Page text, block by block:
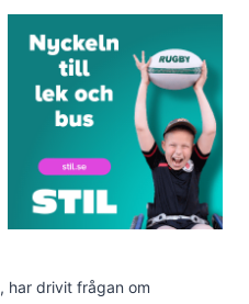
, har drivit frågan om